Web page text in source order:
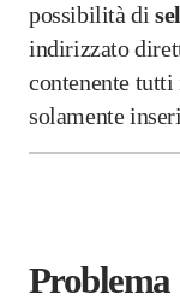
possibilità di
indirizzato
contenente
solamente
Problema